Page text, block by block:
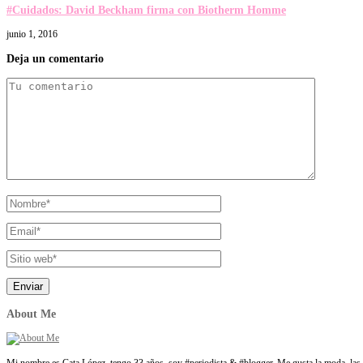
#Cuidados: David Beckham firma con Biotherm Homme
junio 1, 2016
Deja un comentario
About Me